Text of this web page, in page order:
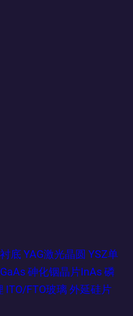
底 YAG激光晶圆 YSZ单
砷化铟晶片InAs 磷
ITO/FTO玻璃 外延硅片